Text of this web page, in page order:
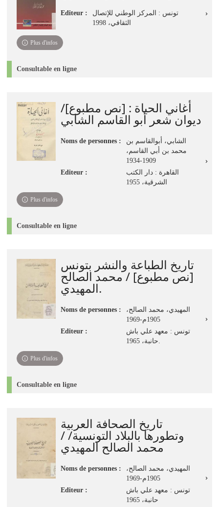
Editeur :
تونس : المركز الوطني للإتصال
الثقافي، 1998
Plus d'infos
Consultable en ligne
أغاني الحياة‏ : ‏[نص مطبوع]‏/
‏ديوان شعر أبو القاسم الشابي
Noms de personnes :
الشابي، أبوالقاسم بن
محمد بن أبي القاسم،
1909-1934
Editeur :
القاهرة : دار الكتب
الشرقية‏، ‏1955
Plus d'infos
Consultable en ligne
تاريخ الطباعة والنشر بتونس
[نص مطبوع] / محمد الصالح
المهيدي.
Noms de personnes :
المهيدي، محمد الصالح،
1905م-1969
Editeur :
تونس : معهد علي باش
حانبة، 1965.
Plus d'infos
Consultable en ligne
تاريخ الصحافة العربية
وتطورها بالبلاد التونسية/ /
محمد الصالح المهيدي
Noms de personnes :
المهيدي، محمد الصالح،
1905م-1969
Editeur :
تونس : معهد علي باش
حانبة، 1965